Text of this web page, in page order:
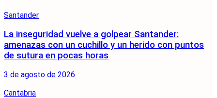
Santander
La inseguridad vuelve a golpear Santander:
amenazas con un cuchillo y un herido con puntos
de sutura en pocas horas
3 de agosto de 2026
Cantabria